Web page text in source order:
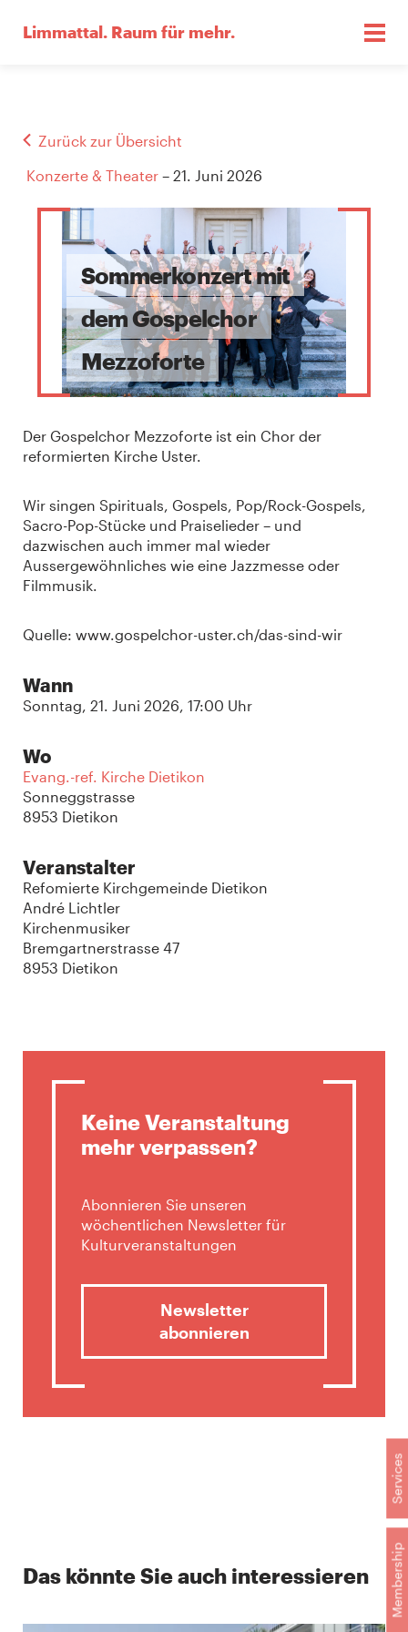
Membership
Services
Limmattal. Raum für mehr.
Zurück zur Übersicht
Konzerte & Theater – 21. Juni 2026
Sommerkonzert mit
dem Gospelchor
Mezzoforte
Der Gospelchor Mezzoforte ist ein Chor der
reformierten Kirche Uster.
Wir singen Spirituals, Gospels, Pop/Rock-Gospels,
Sacro-Pop-Stücke und Praiselieder – und
dazwischen auch immer mal wieder
Aussergewöhnliches wie eine Jazzmesse oder
Filmmusik.
Quelle: www.gospelchor-uster.ch/das-sind-wir
Wann
Sonntag, 21. Juni 2026, 17:00 Uhr
Wo
Evang.-ref. Kirche Dietikon
Sonneggstrasse
8953 Dietikon
Veranstalter
Refomierte Kirchgemeinde Dietikon
André Lichtler
Kirchenmusiker
Bremgartnerstrasse 47
8953 Dietikon
Keine Veranstaltung
mehr verpassen?
Abonnieren Sie unseren
wöchentlichen Newsletter für
Kulturveranstaltungen
Newsletter
abonnieren
Das könnte Sie auch interessieren